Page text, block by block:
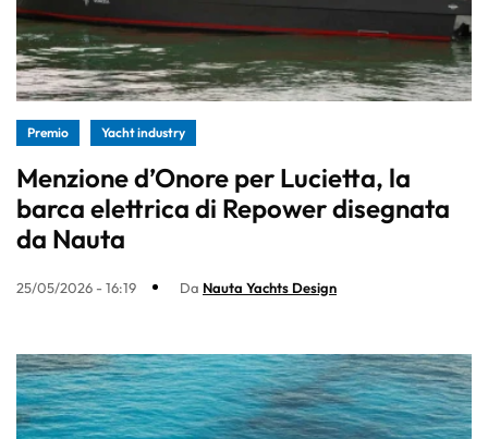
Premio Yacht industry
Menzione d’Onore per Lucietta, la
barca elettrica di Repower disegnata
da Nauta
25/05/2026 - 16:19 Da Nauta Yachts Design